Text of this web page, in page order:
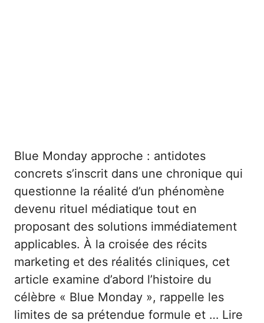
Blue Monday approche : antidotes
concrets s’inscrit dans une chronique qui
questionne la réalité d’un phénomène
devenu rituel médiatique tout en
proposant des solutions immédiatement
applicables. À la croisée des récits
marketing et des réalités cliniques, cet
article examine d’abord l’histoire du
célèbre « Blue Monday », rappelle les
limites de sa prétendue formule et … Lire